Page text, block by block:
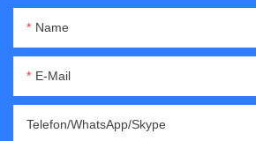
Name
E-Mail
Telefon/WhatsApp/Skype